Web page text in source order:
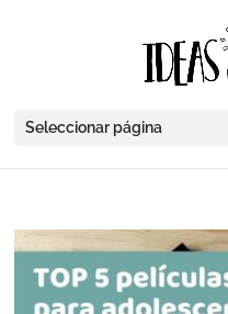
Seleccionar página